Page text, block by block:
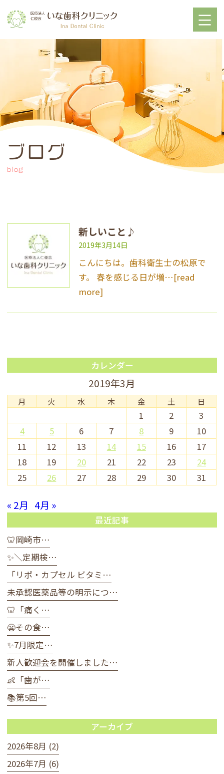
ブログ
blog
新しいこと♪
2019年3月14日
こんにちは。歯科衛生士の松原で
す。 春を感じる日が増…[read
more]
カレンダー
2019年3月
月 火 水 木 金 土 日
1 2
3
4
5 6 7 8 9
10
11
12 13 14 15 16
17
18
19 20 21 22 23
24
25
26 27 28 29 30 31
« 2月 4月 »
最近記事
🦷岡崎市…
✨＼定期検…
「リポ・カプセル ビタミ…
未承認医薬品等の明示につ…
🦷「痛く…
😬その食…
✨7月限定…
新人歓迎会を開催しました…
👶「歯が…
📚第5回…
アーカイブ
2026年8月 (2)
2026年7月 (6)